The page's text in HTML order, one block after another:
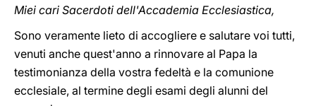
Miei cari Sacerdoti dell'Accademia Ecclesiastica,
Sono veramente lieto di accogliere e salutare voi tutti,
venuti anche quest'anno a rinnovare al Papa la
testimonianza della vostra fedeltà e la comunione
ecclesiale, al termine degli esami degli alunni del